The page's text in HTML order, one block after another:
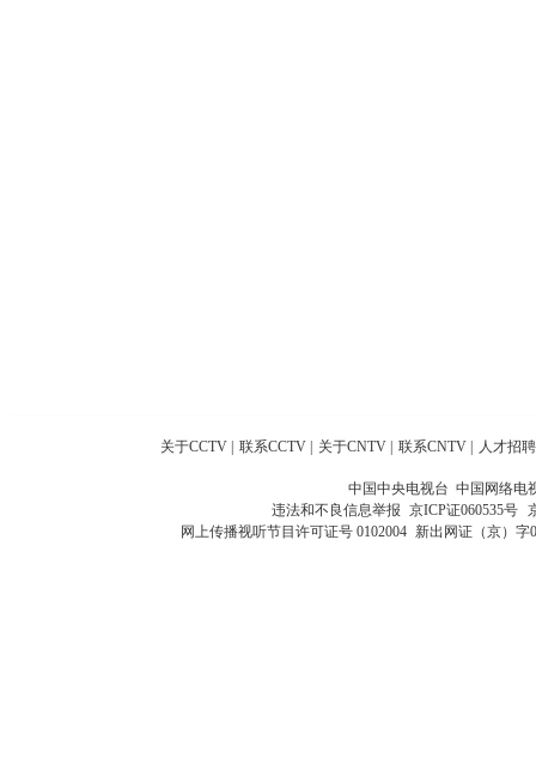
关于CCTV 联系CCTV 关于CNTV 联系CNTV 人才招聘
中国中央电视台 中国网络电
违法和不良信息举报 京ICP证060535号
网上传播视听节目许可证号 0102004 新出网证（京）